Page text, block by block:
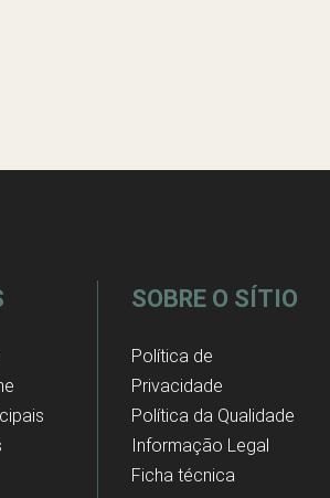
SOBRE O SÍTIO
Política de
Privacidade
Política da Qualidade
Informação Legal
Ficha técnica